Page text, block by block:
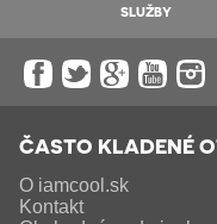
SLUŽBY
ČASTO KLADENÉ
O iamcool.sk
Kontakt